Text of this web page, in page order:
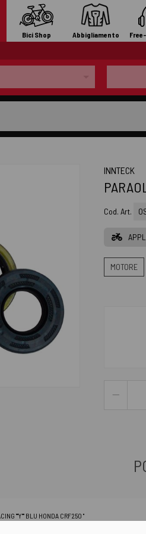
Bici Shop Abbigliamento
INNTECK
Cod. Art.
MOTORE
""Y"" BLU HONDA CRF250 "